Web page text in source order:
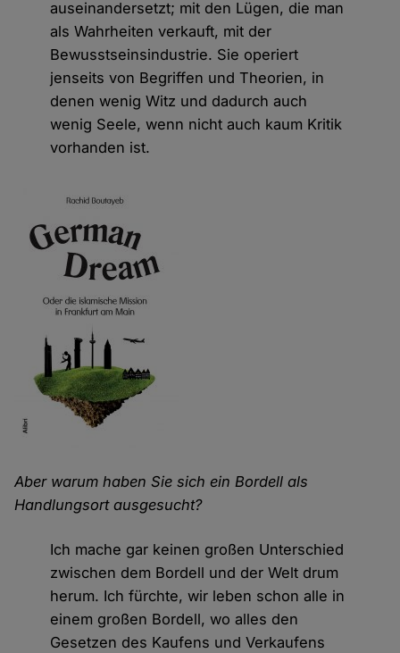
auseinandersetzt; mit den Lügen, die man
als Wahrheiten verkauft, mit der
Bewusstseinsindustrie. Sie operiert
jenseits von Begriffen und Theorien, in
denen wenig Witz und dadurch auch
wenig Seele, wenn nicht auch kaum Kritik
vorhanden ist.
Aber warum haben Sie sich ein Bordell als
Handlungsort ausgesucht?
Ich mache gar keinen großen Unterschied
zwischen dem Bordell und der Welt drum
herum. Ich fürchte, wir leben schon alle in
einem großen Bordell, wo alles den
Gesetzen des Kaufens und Verkaufens